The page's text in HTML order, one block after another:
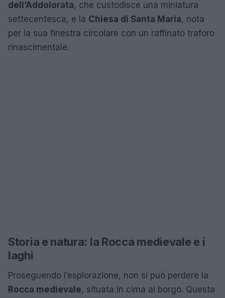
dell’Addolorata, che custodisce una miniatura
settecentesca, e la Chiesa di Santa Maria, nota
per la sua finestra circolare con un raffinato traforo
rinascimentale.
Storia e natura: la Rocca medievale e i
laghi
Proseguendo l’esplorazione, non si può perdere la
Rocca medievale, situata in cima al borgo. Questa